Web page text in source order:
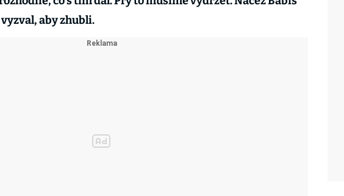
aby zhubli.